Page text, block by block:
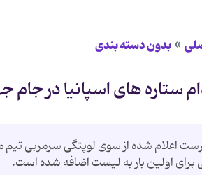
بدون دسته بندی
ستاره های اسپانیا در جام
اعلام شده از سوی لوپتگی سرمربی تیم
اولین بار به لیست اضافه شده است.